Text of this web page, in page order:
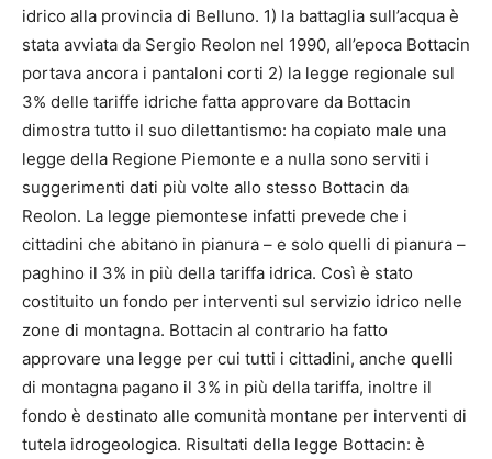
idrico alla provincia di Belluno. 1) la battaglia sull’acqua è
stata avviata da Sergio Reolon nel 1990, all’epoca Bottacin
portava ancora i pantaloni corti 2) la legge regionale sul
3% delle tariffe idriche fatta approvare da Bottacin
dimostra tutto il suo dilettantismo: ha copiato male una
legge della Regione Piemonte e a nulla sono serviti i
suggerimenti dati più volte allo stesso Bottacin da
Reolon. La legge piemontese infatti prevede che i
cittadini che abitano in pianura – e solo quelli di pianura –
paghino il 3% in più della tariffa idrica. Così è stato
costituito un fondo per interventi sul servizio idrico nelle
zone di montagna. Bottacin al contrario ha fatto
approvare una legge per cui tutti i cittadini, anche quelli
di montagna pagano il 3% in più della tariffa, inoltre il
fondo è destinato alle comunità montane per interventi di
tutela idrogeologica. Risultati della legge Bottacin: è